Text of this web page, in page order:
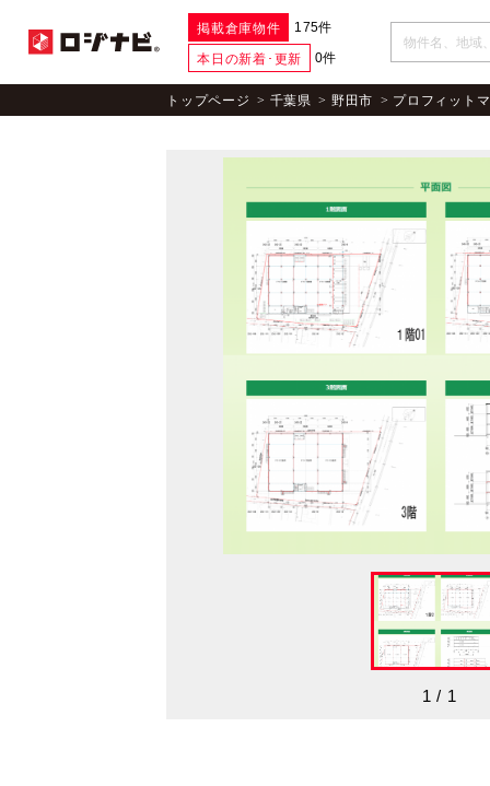
掲載倉庫物件 175件
本日の新着･更新 0件
トップページ 千葉県 野田市 プロフィット
1/ 1